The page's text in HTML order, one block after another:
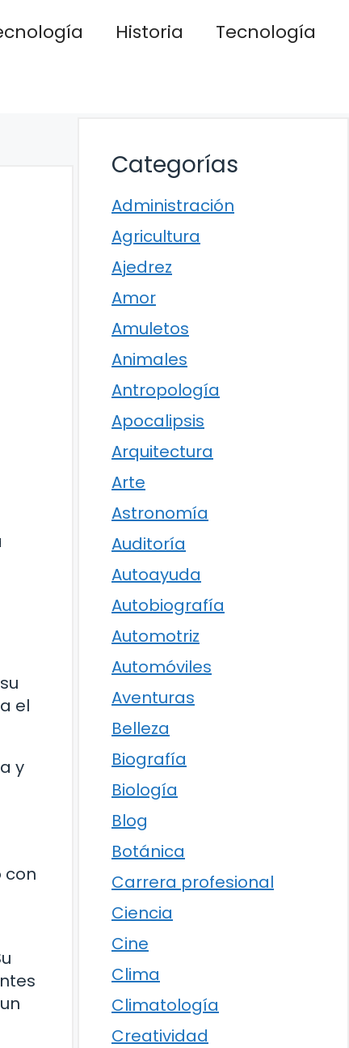
Historia
Tecnología
el
y
con
Categorías
Administración
Agricultura
Ajedrez
Amor
Amuletos
Animales
Antropología
Apocalipsis
Arquitectura
Arte
Astronomía
Auditoría
Autoayuda
Autobiografía
Automotriz
Automóviles
Aventuras
Belleza
Biografía
Biología
Blog
Botánica
Carrera profesional
Ciencia
Cine
Clima
Climatología
Creatividad